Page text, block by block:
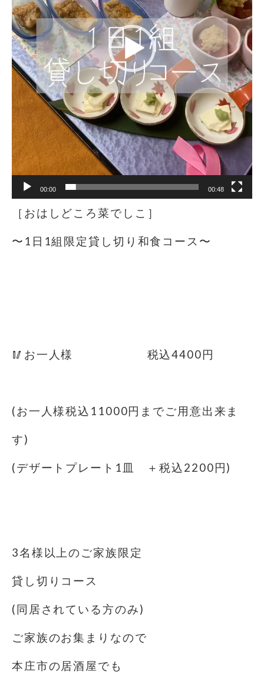
00:00 00:48
［おはしどころ菜でしこ］
〜1日1組限定️貸し切り和食コース〜
🥢お一人様 税込4400円
(お一人様税込11000円までご用意出来ま
す)
(デザートプレート1皿 ＋税込2200円)
3名様以上のご家族限定
貸し切りコース️
(同居されている方のみ)
ご家族のお集まりなので
本庄市の居酒屋でも